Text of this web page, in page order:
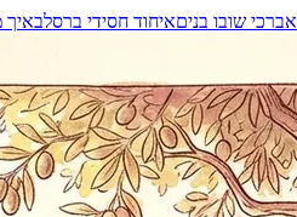
אברכי שובו בניםאיחוד חסידי ברסלבאיך